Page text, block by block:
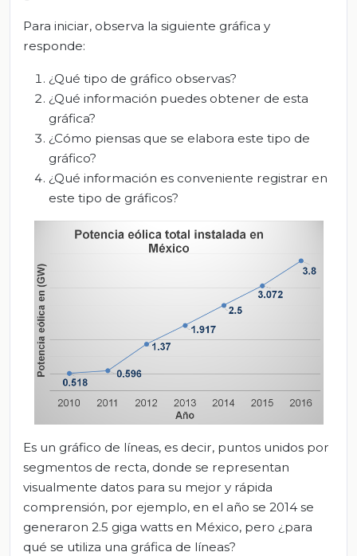
Para iniciar, observa la siguiente gráfica y
responde:
¿Qué tipo de gráfico observas?
¿Qué información puedes obtener de esta
gráfica?
¿Cómo piensas que se elabora este tipo de
gráfico?
¿Qué información es conveniente registrar en
este tipo de gráficos?
Es un gráfico de líneas, es decir, puntos unidos por
segmentos de recta, donde se representan
visualmente datos para su mejor y rápida
comprensión, por ejemplo, en el año se 2014 se
generaron 2.5 giga watts en México, pero ¿para
qué se utiliza una gráfica de líneas?